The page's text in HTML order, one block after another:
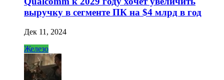
выручку в сегменте ПК на $4 млрд в год
Дек 11, 2024
Железо